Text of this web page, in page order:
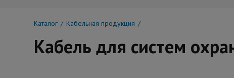
Каталог Кабельная продукция
Кабель для систем